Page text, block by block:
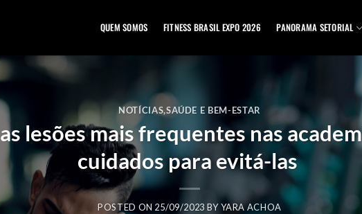
QUEM SOMOS FITNESS BRASIL EXPO 2026 PANORAMA SETORIAL
NOTÍCIAS,SAÚDE E BEM-ESTAR
lesões mais frequentes nas
cuidados para evitá-las
POSTED ON 25/09/2023 BYYARA ACHOA